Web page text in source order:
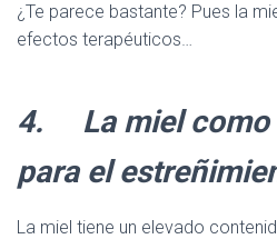
¿Te parece bastante? Pues la
efectos terapéuticos…
4. La miel como
para el
La miel tiene un elevado